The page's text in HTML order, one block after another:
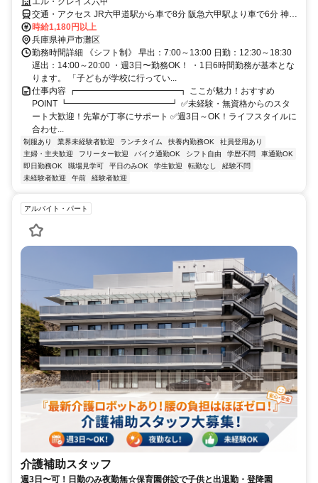
交通・アクセス JR六甲道駅から車で8分 阪急六甲駅より車で6分 神戸
市バス「鶴甲南」徒歩で約3分
時給1,180円以上
兵庫県神戸市灘区
勤務時間詳細 《シフト制》 早出：7:00～13:00 日勤：12:30～18:30
遅出：14:00～20:00 ・週3日〜勤務OK！ ・1日6時間勤務が基本とな
ります。 「子どもが学校に行ってい...
仕事内容 ┏━━━━━━━━━━━━┓ ここが魅力！おすすめ
POINT ┗━━━━━━━━━━━━┛ ✅未経験・無資格からのスタ
ート大歓迎！先輩が丁寧にサポート ✅週3日～OK！ライフスタイルに
合わせ...
制服あり 業界未経験者歓迎 ランチタイム 扶養内勤務OK
社員登用あり
主婦・主夫歓迎
フリーター歓迎 バイク通勤OK シフト自由 学歴不問
車通勤OK
即日勤務OK
職場見学可 平日のみOK 学生歓迎 転勤なし
経験不問
未経験者歓迎
午前 経験者歓迎
アルバイト・パート
介護補助スタッフ
週3日〜可！日勤のみ夜勤無☆保育園併設で子供と出退勤・登降園